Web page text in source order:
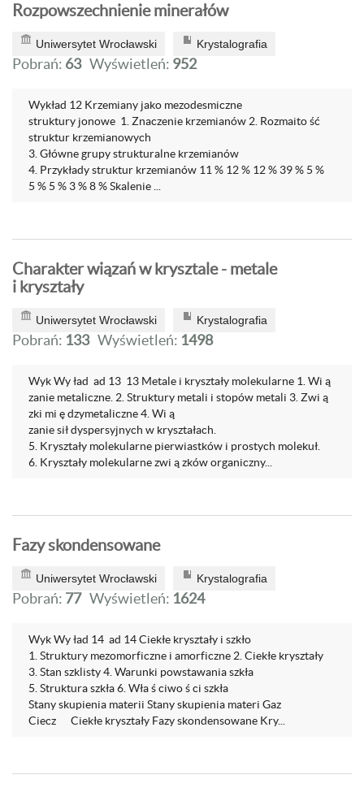
Rozpowszechnienie minerałów
Uniwersytet Wrocławski Krystalografia
Pobrań: 63 Wyświetleń: 952
Wykład 12 Krzemiany jako mezodesmiczne
struktury jonowe 1. Znaczenie krzemianów 2. Rozmaito ść
struktur krzemianowych
3. Główne grupy strukturalne krzemianów
4. Przykłady struktur krzemianów 11 % 12 % 12 % 39 % 5 %
5 % 5 % 3 % 8 % Skalenie ...
Charakter wiązań w krysztale - metale
i kryształy
Uniwersytet Wrocławski Krystalografia
Pobrań: 133 Wyświetleń: 1498
Wyk Wy ład ad 13 13 Metale i kryształy molekularne 1. Wi ą
zanie metaliczne. 2. Struktury metali i stopów metali 3. Zwi ą
zki mi ę dzymetaliczne 4. Wi ą
zanie sił dyspersyjnych w kryształach.
5. Kryształy molekularne pierwiastków i prostych molekuł.
6. Kryształy molekularne zwi ą zków organiczny...
Fazy skondensowane
Uniwersytet Wrocławski Krystalografia
Pobrań: 77 Wyświetleń: 1624
Wyk Wy ład 14 ad 14 Ciekłe kryształy i szkło
1. Struktury mezomorficzne i amorficzne 2. Ciekłe kryształy
3. Stan szklisty 4. Warunki powstawania szkła
5. Struktura szkła 6. Wła ś ciwo ś ci szkła
Stany skupienia materii Stany skupienia materi Gaz
Ciecz Ciekłe kryształy Fazy skondensowane Kry...